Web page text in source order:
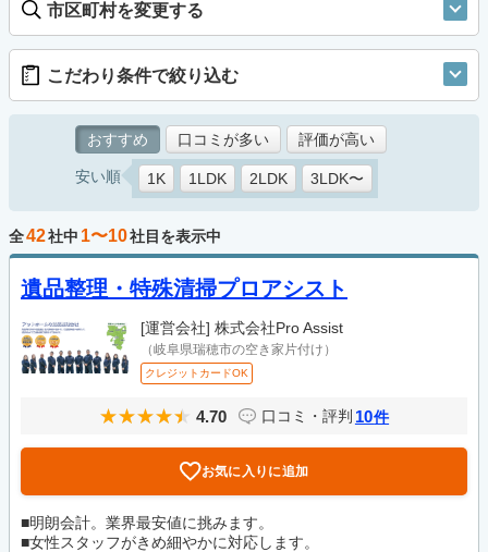
市区町村を変更する
こだわり条件で絞り込む
おすすめ 口コミが多い 評価が高い
安い順 1K 1LDK 2LDK 3LDK〜
全42社中 1〜10社目を表示中
遺品整理・特殊清掃プロアシスト
[運営会社] 株式会社Pro Assist
（岐阜県瑞穂市の空き家片付け）
クレジットカードOK
4.70 口コミ・評判 10件
お気に入りに追加
■明朗会計。業界最安値に挑みます。
■女性スタッフがきめ細やかに対応します。